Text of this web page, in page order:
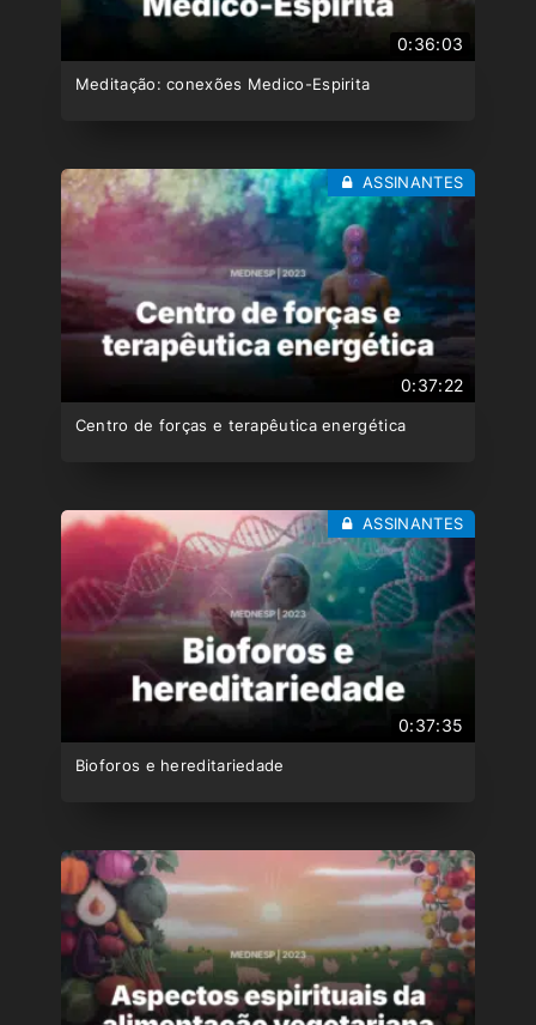
0:36:03
Meditação: conexões Medico-Espirita
0:37:22
Centro de forças e terapêutica energética
ASSINANTES
0:37:35
Bioforos e hereditariedade
ASSINANTES